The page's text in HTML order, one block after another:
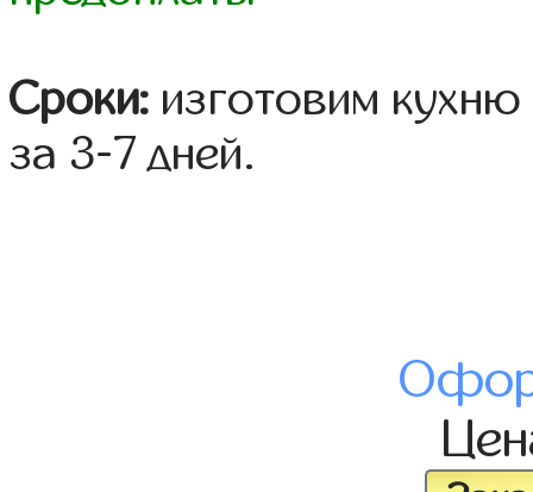
Сроки: изготовим
за 3-7 дней.